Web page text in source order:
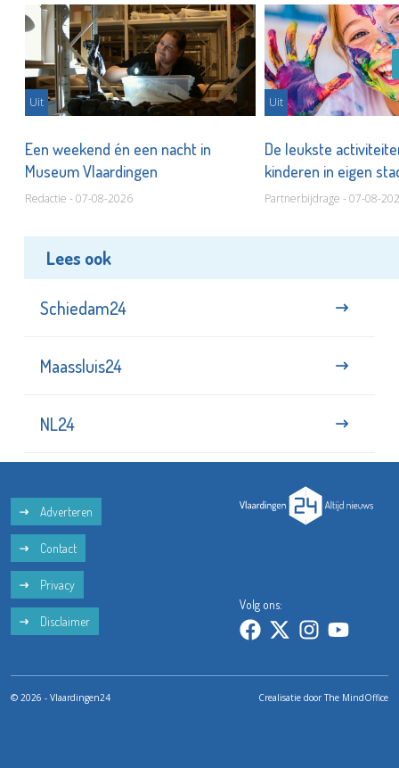
Uit
Een weekend én een nacht in
Museum Vlaardingen
Redactie - 07-08-2026
Uit
De leukste
kinderen in eigen
Partnerbijdrage - 07-08-
Lees ook
Schiedam24
Maassluis24
NL24
Adverteren
Contact
Privacy
Disclaimer
Volg ons:
© 2026 - Vlaardingen24 Crealisatie doorThe MindOffice